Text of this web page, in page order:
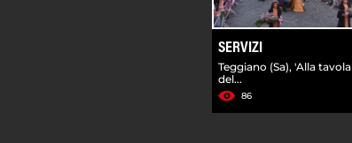
SERVIZI
Teggiano (Sa), 'Alla tavola
del...
86